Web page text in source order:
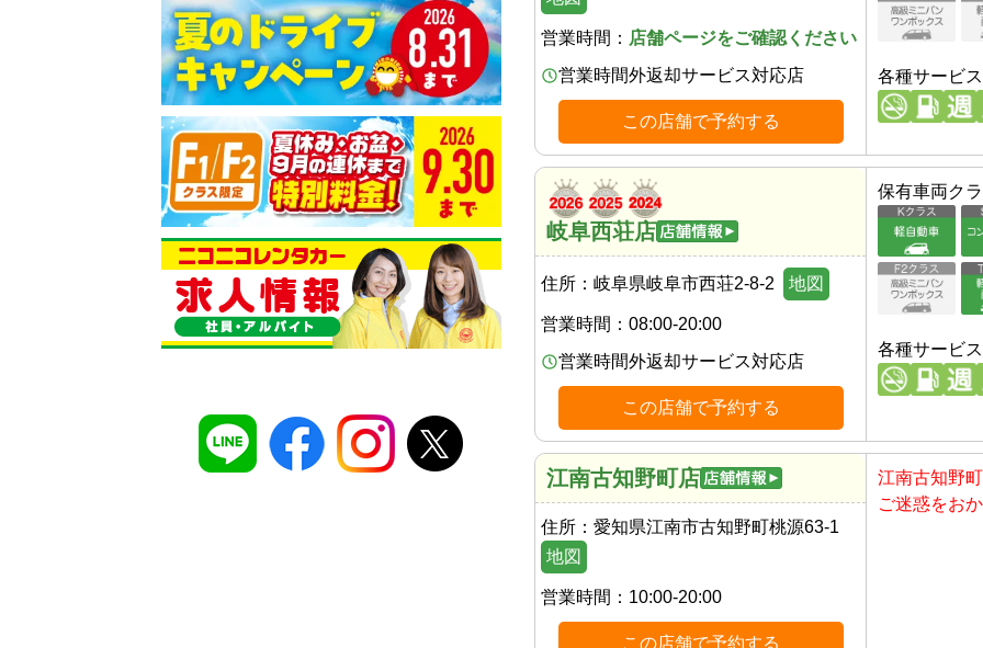
営業時間： 店舗ページをご確認ください
営業時間外返却サービス対応店
この店舗で予約する
各種サービス
岐阜西荘店
住所： 岐阜県岐阜市西荘2-8-2 地図
営業時間： 08:00-20:00
営業時間外返却サービス対応店
この店舗で予約する
保有車両ク
各種サービス
江南古知野町店
住所： 愛知県江南市古知野町桃源63-1
地図
営業時間： 10:00-20:00
この店舗で予約する
江南古知野
ご迷惑をお